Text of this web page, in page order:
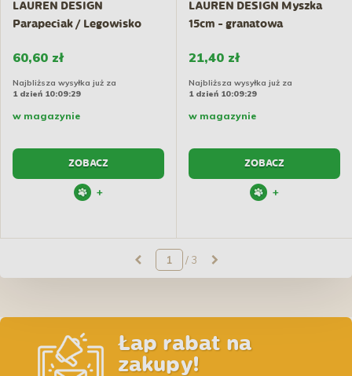
LAUREN DESIGN
Parapeciak / Legowisko
60,60 zł
Najbliższa wysyłka już za
1 dzień 10:09:29
w magazynie
ZOBACZ
+
LAUREN DESIGN Myszka
15cm - granatowa
21,40 zł
Najbliższa wysyłka już za
1 dzień 10:09:29
w magazynie
ZOBACZ
+
/ 3
Łap rabat na
zakupy!